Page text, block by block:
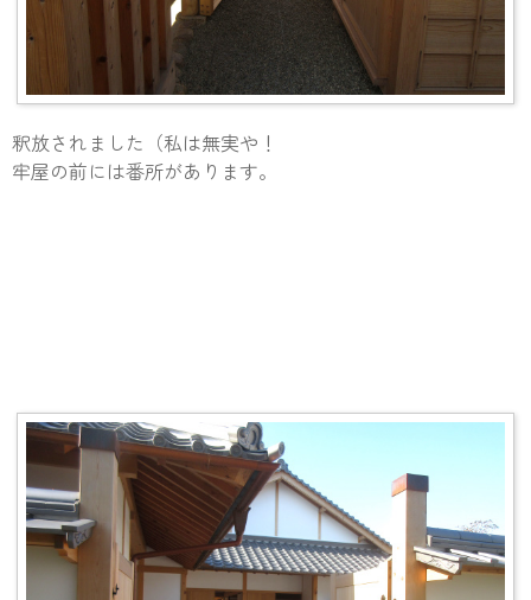
釈放されました（私は無実や！
牢屋の前には番所があります。